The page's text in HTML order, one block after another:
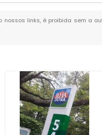
links, é proibida sem a